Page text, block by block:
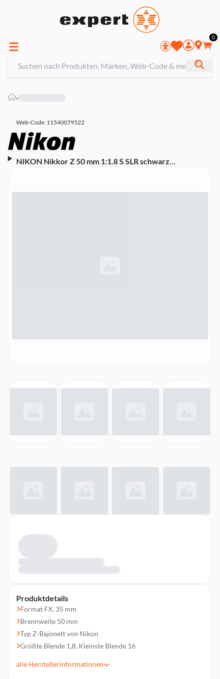
0
»
Web-Code: 11540079522
NIKON Nikkor Z 50 mm 1:1.8 S SLR schwarz
Produktdetails
Format FX, 35 mm
Brennweite 50 mm
Typ Z-Bajonett von Nikon
Größte Blende 1,8, Kleinste Blende 16
Linsen und Linsen mit Nanokristallvergütung)
alle Herstellerinformationen